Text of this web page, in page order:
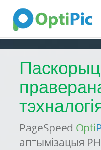
PageSpeed Opti
аптымізацыя